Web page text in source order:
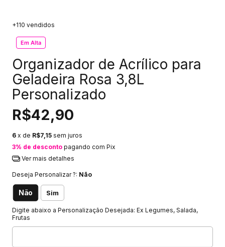
+110 vendidos
Em Alta
Organizador de Acrílico para
Geladeira Rosa 3,8L
Personalizado
R$42,90
6 x de R$7,15 sem juros
3% de desconto pagando com Pix
Ver mais detalhes
Deseja Personalizar ?: Não
Não Sim
Digite abaixo a Personalização Desejada: Ex Legumes, Salada,
Frutas